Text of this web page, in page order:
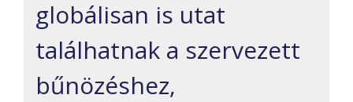
globálisan is utat
találhatnak a szervezett
bűnözéshez,